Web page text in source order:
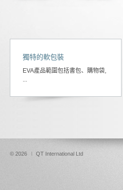
獨特的軟包裝
EVA產品範圍包括書包、購物袋,
...
© 2026 I QT International Ltd